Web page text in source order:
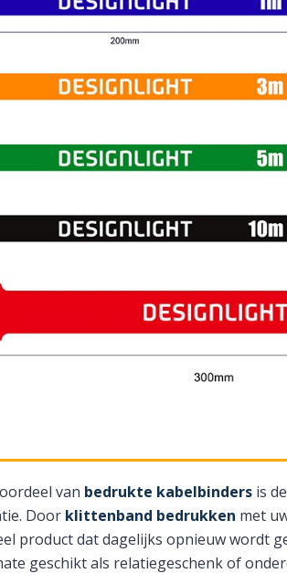
van bedrukte kabelbinders is
Door klittenband bedrukken met
product dat dagelijks opnieuw wordt
geschikt als relatiegeschenk of